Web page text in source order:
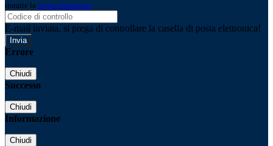
tramite la Login Spaggiari
E-mail inviata, si prega di controllare la casella di posta elettronica!
Errore
Chiudi
Successo
Chiudi
Informazione
Chiudi